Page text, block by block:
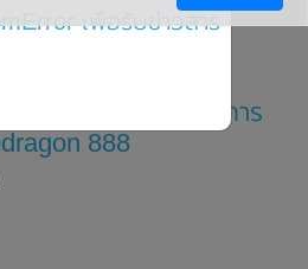
888
FE อาจใช้ชิปเซ็ต
บางประเทศ ชดเชยการ
888
เพื่อรับข่าวสาร